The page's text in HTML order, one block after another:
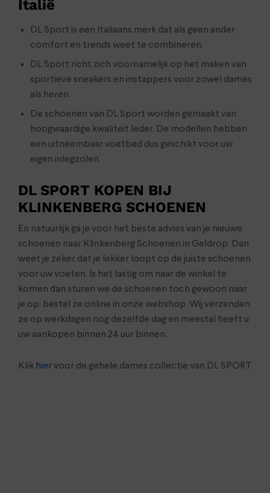
Italië
DL Sport is een Italiaans merk dat als geen ander
comfort en trends weet te combineren.
DL Sport richt zich voornamelijk op het maken van
sportieve sneakers en instappers voor zowel dames
als heren.
De schoenen van DL Sport worden gemaakt van
hoogwaardige kwaliteit leder. De modellen hebben
een uitneembaar voetbed dus geschikt voor uw
eigen inlegzolen.
DL SPORT KOPEN BIJ
KLINKENBERG SCHOENEN
En natuurlijk ga je voor het beste advies van je nieuwe
schoenen naar Klinkenberg Schoenen in Geldrop. Dan
weet je zeker dat je lekker loopt op de juiste schoenen
voor uw voeten. Is het lastig om naar de winkel te
komen dan sturen we de schoenen toch gewoon naar
je op: bestel ze online in onze webshop. Wij verzenden
ze op werkdagen nog dezelfde dag en meestal heeft u
uw aankopen binnen 24 uur binnen.
Klik hiervoor de gehele dames collectie van DL SPORT